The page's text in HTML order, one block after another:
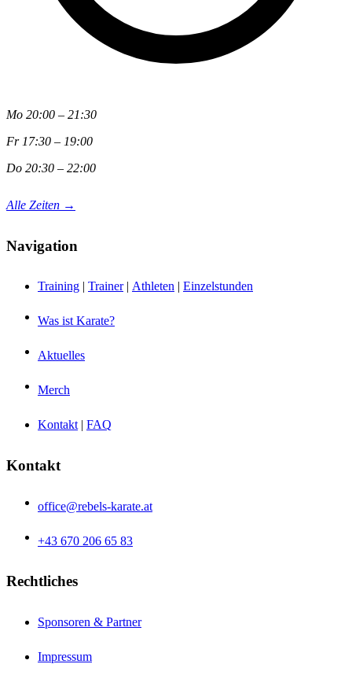
Mo 20:00 – 21:30
Fr 17:30 – 19:00
Do 20:30 – 22:00
Alle Zeiten →
Navigation
Training | Trainer | Athleten | Einzelstunden
Was ist Karate?
Aktuelles
Merch
Kontakt | FAQ
Kontakt
office@rebels-karate.at
+43 670 206 65 83
Rechtliches
Sponsoren & Partner
Impressum